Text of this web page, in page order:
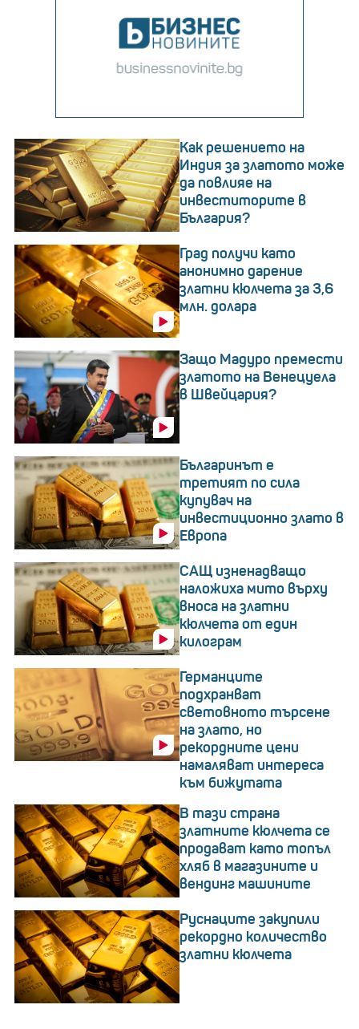
Как решението на
Индия за златото може
да повлияе на
инвеститорите в
България?
Град получи като
анонимно дарение
златни кюлчета за 3,6
млн. долара
Защо Мадуро премести
златото на Венецуела
в Швейцария?
Българинът е
третият по сила
купувач на
инвестиционно злато в
Европа
САЩ изненадващо
наложиха мито върху
вноса на златни
кюлчета от един
килограм
Германците
подхранват
световното търсене
на злато, но
рекордните цени
намаляват интереса
към бижутата
В тази страна
златните кюлчета се
продават като топъл
хляб в магазините и
вендинг машините
Руснаците закупили
рекордно количество
златни кюлчета